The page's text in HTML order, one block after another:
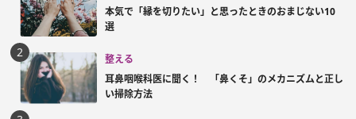
本気で「縁を切りたい」と思ったときのおまじない10
選
整える
耳鼻咽喉科医に聞く！ 「鼻くそ」のメカニズムと正し
い掃除方法